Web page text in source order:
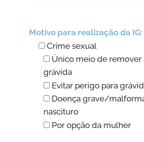
Motivo para realização da IG:
Crime sexual
Único meio de remover
grávida
Evitar perigo para
Doença grave/
nascituro
Por opção da mulher